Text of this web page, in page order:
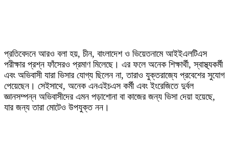
‎প্রতিবেদনে আরও বলা হয়, চীন, বাংলাদেশ ও ভিয়েতনামে আইইএলটিএস
পরীক্ষার প্রশ্ন ফাঁসেরও প্রমাণ মিলেছে। এর ফলে অনেক শিক্ষার্থী, স্বাস্থ্যকর্মী
এবং অভিবাসী যারা ভিসার যোগ্য ছিলেন না, তারাও যুক্তরাজ্যে প্রবেশের সুযোগ
পেয়েছেন। সেইসাথে, অনেক এনএইচএস কর্মী এবং ইংরেজিতে দুর্বল
জ্ঞানসম্পন্ন অভিবাসীদের এমন পড়াশোনা বা কাজের জন্য ভিসা দেয়া হয়েছে,
যার জন্য তারা মোটেও উপযুক্ত নন।